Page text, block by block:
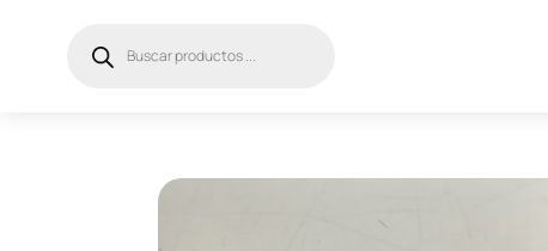
productos